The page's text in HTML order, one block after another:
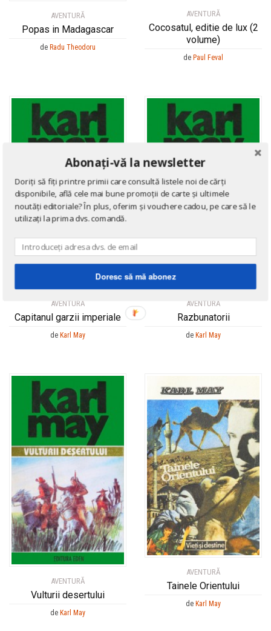
AVENTURĂ
Popas in Madagascar
de Radu Theodoru
AVENTURĂ
Cocosatul, editie de lux (2
volume)
de Paul Feval
AVENTURĂ
Capitanul garzii imperiale
de Karl May
AVENTURĂ
Razbunatorii
de Karl May
AVENTURĂ
Vulturii desertului
de Karl May
AVENTURĂ
Tainele Orientului
de Karl May
Abonați-vă la newsletter
Doriți să fiți printre primii care consultă listele noi de cărți
disponibile, află cele mai bune promoții de carte și ultimele
noutăți editoriale? În plus, oferim și vouchere cadou, pe care să le
utilizați la prima dvs. comandă.
Doresc să mă abonez